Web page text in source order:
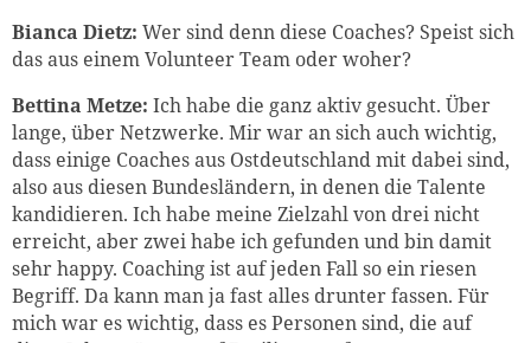
Bianca Dietz: Wer sind denn diese Coaches? Speist sich
das aus einem Volunteer Team oder woher?
Bettina Metze: Ich habe die ganz aktiv gesucht. Über
lange, über Netzwerke. Mir war an sich auch wichtig,
dass einige Coaches aus Ostdeutschland mit dabei sind,
also aus diesen Bundesländern, in denen die Talente
kandidieren. Ich habe meine Zielzahl von drei nicht
erreicht, aber zwei habe ich gefunden und bin damit
sehr happy. Coaching ist auf jeden Fall so ein riesen
Begriff. Da kann man ja fast alles drunter fassen. Für
mich war es wichtig, dass es Personen sind, die auf